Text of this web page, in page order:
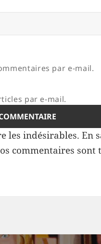
par e-mail.
par e-mail.
les indésirables.En
commentaires sont